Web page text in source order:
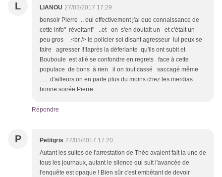
L LIANOU 27/03/2017 17:29
bonsoir Pierre .. oui effectivement j'ai eue connaissance de
cette info" révoltant" ..et on s'en doutait un et c'était un
peu gros .<br /> le policier soi disant agresseur lui peux se
faire agresser !!!!après la déferlante qu'ils ont subit et
Bouboule est allé se confondre en regrets face à cette
populace de bons à rien il on tout cassé saccagé même
.......d'ailleurs on en parle plus du moins chez les merdias
bonne soirée Pierre
Répondre
P Petitgris 27/03/2017 17:20
Autant les suites de l'arrestation de Théo avaient fait la une de
tous les journaux, autant le silence qui suit l'avancée de
l'enquête est opaque ! Bien sûr c'est embêtant de devoir